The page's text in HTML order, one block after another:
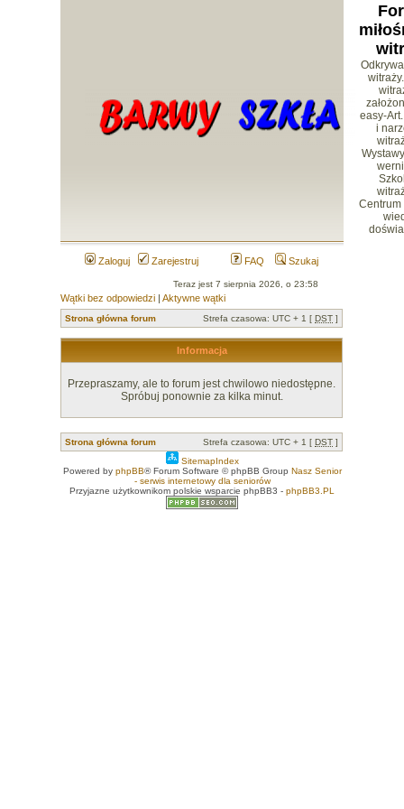
easy-
i
Zaloguj Zarejestruj FAQ Szukaj
Teraz jest 7 sierpnia 2026, o 23:58
Wątki bez odpowiedzi |Aktywne wątki
Strona główna forum Strefa czasowa: UTC + 1 [DST ]
Informacja
Przepraszamy, ale to forum jest chwilowo niedostępne.
Spróbuj ponownie za kilka minut.
Strona główna forum Strefa czasowa: UTC + 1 [DST ]
SitemapIndex
Powered by phpBB® Forum Software © phpBB Group Nasz Senior
- serwis internetowy dla seniorów
Przyjazne użytkownikom polskie wsparcie phpBB3 - phpBB3.PL